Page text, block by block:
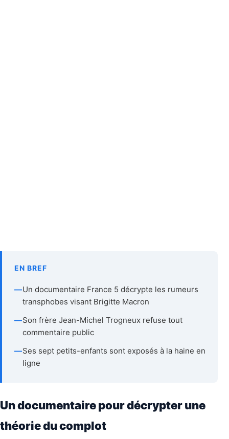
EN BREF
—Un documentaire France 5 décrypte les rumeurs
transphobes visant Brigitte Macron
—Son frère Jean-Michel Trogneux refuse tout
commentaire public
—Ses sept petits-enfants sont exposés à la haine en
ligne
Un documentaire pour décrypter une
théorie du complot